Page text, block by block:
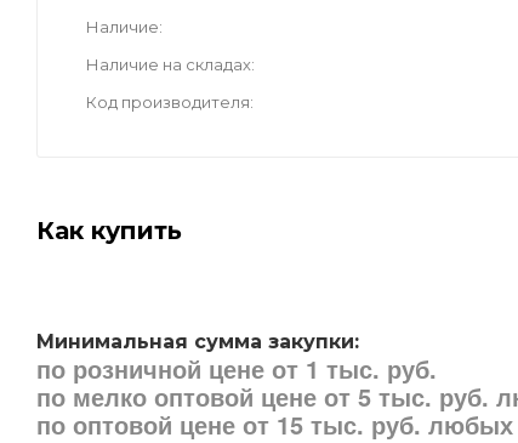
Наличие
Наличие на складах
Код производителя
Как купить
Минимальная сумма закупки:
по розничной цене от 1 тыс. руб.
по мелко оптовой цене от 5 тыс. руб.
по оптовой цене от 15 тыс. руб.